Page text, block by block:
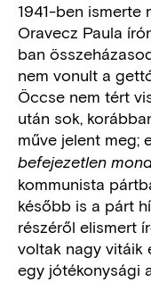
1941-ben ismerte
Oravecz Paula
ban
nem vonult a
Öccse nem tért
után sok,
műve jelent meg;
befejezetlen
kommunista
később is a párt
részéről elismert
voltak nagy vitáik
egy jótékonysági